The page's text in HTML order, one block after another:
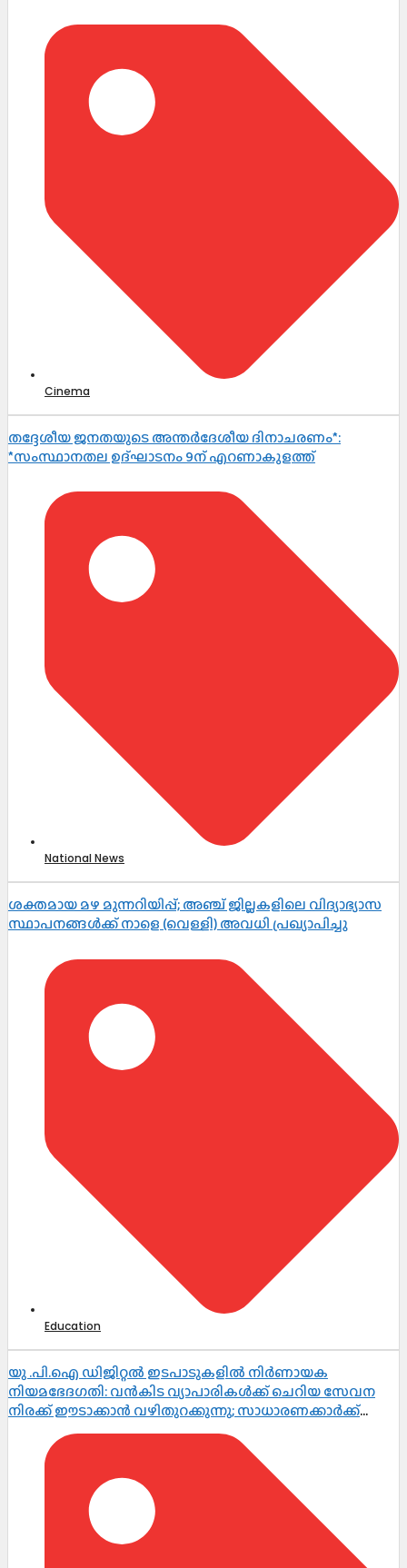
Cinema
തദ്ദേശീയ ജനതയുടെ അന്തർദേശീയ ദിനാചരണം*:
*സംസ്ഥാനതല ഉദ്ഘാടനം 9ന് എറണാകുളത്ത്
National News
ശക്തമായ മഴ മുന്നറിയിപ്പ്; അഞ്ച് ജില്ലകളിലെ വിദ്യാഭ്യാസ
സ്ഥാപനങ്ങൾക്ക് നാളെ (വെള്ളി) അവധി പ്രഖ്യാപിച്ചു
Education
യു .പി.ഐ ഡിജിറ്റൽ ഇടപാടുകളിൽ നിർണായക
നിയമഭേദഗതി: വൻകിട വ്യാപാരികൾക്ക് ചെറിയ സേവന
നിരക്ക് ഈടാക്കാൻ വഴിതുറക്കുന്നു; സാധാരണക്കാർക്ക്
പണമിടപാടുകൾ തുടർന്നും സൗജന്യം